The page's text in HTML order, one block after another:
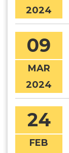
2024
09
MAR
2024
24
FEB